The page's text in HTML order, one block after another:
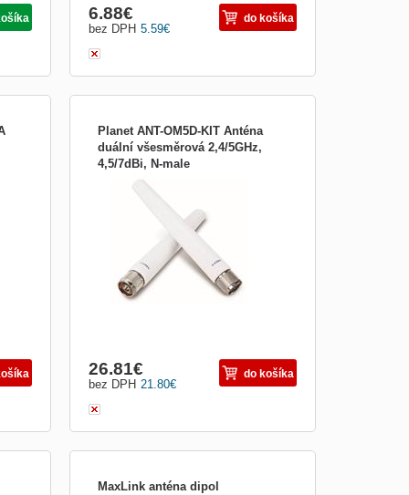
5.59€
bez DPH
6.88€ do košíka
Planet ANT-OM5D-KIT Anténa
duální všesměrová 2,4/5GHz,
4,5/7dBi, N-male
PLANET ANTOM5DKIT; Dvoupásmová
2,4/5 GHz anténa vybavená konektorem
typu N . Poskytuje 360° horizontální
pokrytí , které je vhodné pro aplikace
krátkého dosahu, zejména pro zajištění
21.80€
bez DPH
26.81€ do košíka
MaxLink anténa dipol